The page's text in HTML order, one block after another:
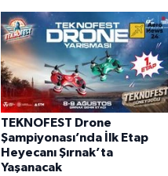
TEKNOFEST Drone
Şampiyonası’nda İlk Etap
Heyecanı Şırnak’ta
Yaşanacak